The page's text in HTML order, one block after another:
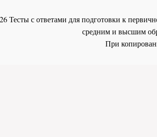
Тесты с ответами для подготовки к
средним и высшим
При